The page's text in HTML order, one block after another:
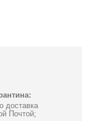
доставка
Почтой;